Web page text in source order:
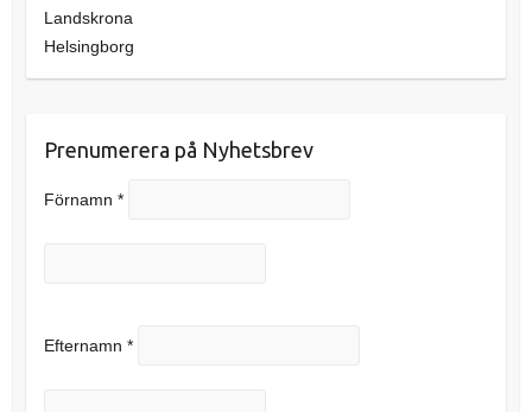
Landskrona
Helsingborg
Prenumerera på Nyhetsbrev
Förnamn *
Efternamn *